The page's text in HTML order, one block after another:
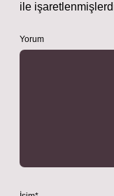
ile
Yorum